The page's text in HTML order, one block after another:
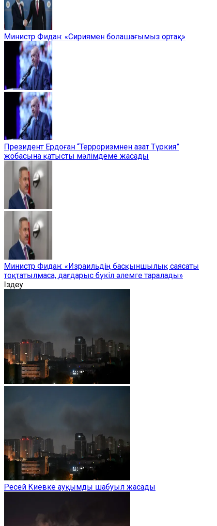
Министр Фидан: «Сириямен болашағымыз ортақ»
Президент Ердоған “Терроризмнен азат Түркия”
жобасына қатысты мәлімдеме жасады
Министр Фидан: «Израильдің басқыншылық саясаты
тоқтатылмаса, дағдарыс бүкіл әлемге таралады»
Іздеу
Ресей Киевке ауқымды шабуыл жасады